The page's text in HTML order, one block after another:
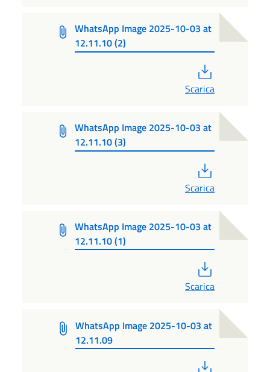
WhatsApp Image 2025-10-03 at
12.11.10 (2)
Scarica
WhatsApp Image 2025-10-03 at
12.11.10 (3)
Scarica
WhatsApp Image 2025-10-03 at
12.11.10 (1)
Scarica
WhatsApp Image 2025-10-03 at
12.11.09